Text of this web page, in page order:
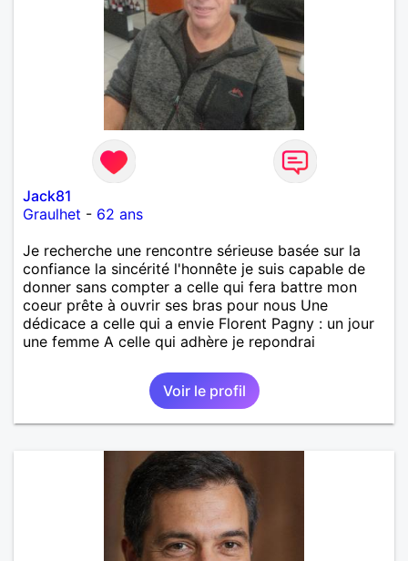
Jack81
Graulhet - 62 ans
Je recherche une rencontre sérieuse basée sur la
confiance la sincérité l'honnête je suis capable de
donner sans compter a celle qui fera battre mon
coeur prête à ouvrir ses bras pour nous Une
dédicace a celle qui a envie Florent Pagny : un jour
une femme A celle qui adhère je repondrai
Voir le profil